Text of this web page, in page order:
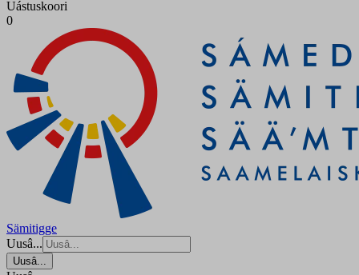
Uástuskoori
0
Sämitigge
Uusâ...
Uusâ...